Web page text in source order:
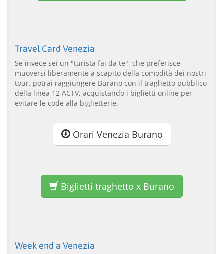
Travel Card Venezia
Se invece sei un "turista fai da te", che preferisce
muoversi liberamente a scapito della comodità dei nostri
tour, potrai raggiungere Burano con il traghetto pubblico
della linea 12 ACTV, acquistando i biglietti online per
evitare le code alla biglietterie.
Orari Venezia Burano
Biglietti traghetto x Burano
Week end a Venezia